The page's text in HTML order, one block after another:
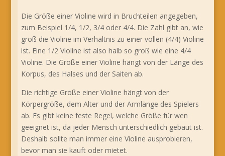
Die Größe einer Violine wird in Bruchteilen angegeben,
zum Beispiel 1/4, 1/2, 3/4 oder 4/4. Die Zahl gibt an, wie
groß die Violine im Verhältnis zu einer vollen (4/4) Violine
ist. Eine 1/2 Violine ist also halb so groß wie eine 4/4
Violine. Die Größe einer Violine hängt von der Länge des
Korpus, des Halses und der Saiten ab.
Die richtige Größe einer Violine hängt von der
Körpergröße, dem Alter und der Armlänge des Spielers
ab. Es gibt keine feste Regel, welche Größe für wen
geeignet ist, da jeder Mensch unterschiedlich gebaut ist.
Deshalb sollte man immer eine Violine ausprobieren,
bevor man sie kauft oder mietet.